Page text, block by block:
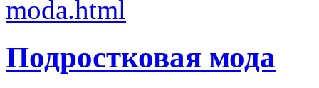
Подростковая мода